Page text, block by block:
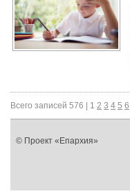
Всего записей 576 | 1 2 3 4 5 6
© Проект «Епархия»